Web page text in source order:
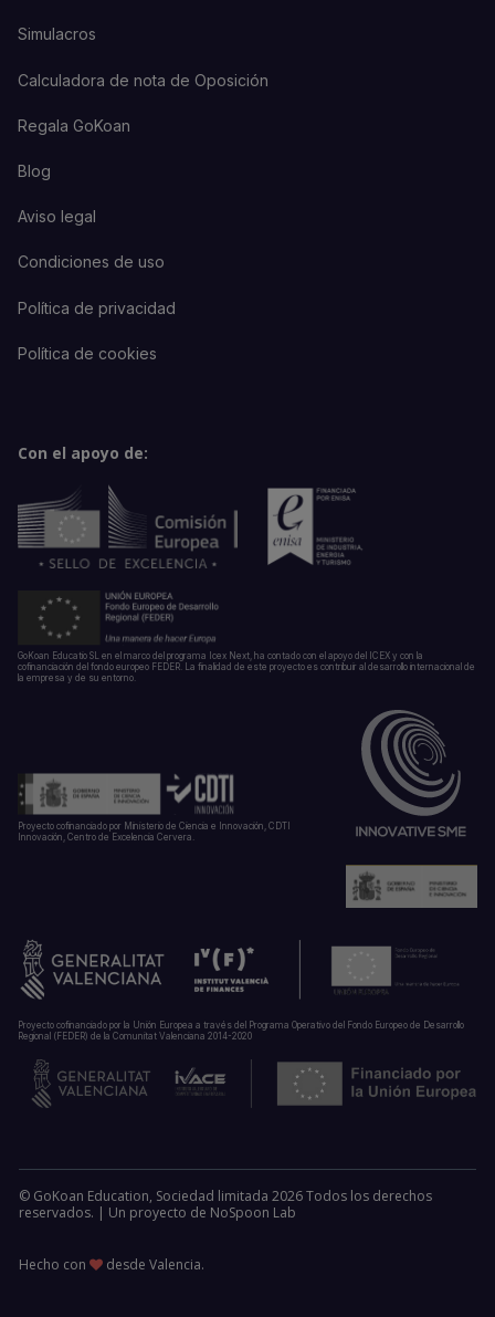
Simulacros
Calculadora de nota de Oposición
Regala GoKoan
Blog
Aviso legal
Condiciones de uso
Política de privacidad
Política de cookies
Con el apoyo de:
GoKoan Educatio SL en el marco del programa Icex Next, ha contado con el apoyo del ICEX y con la
cofinanciación del fondo europeo FEDER. La finalidad de este proyecto es contribuir al desarrollo internacional de
la empresa y de su entorno.
Proyecto cofinanciado por Ministerio de Ciencia e Innovación, CDTI
Innovación, Centro de Excelencia Cervera.
Proyecto cofinanciado por la Unión Europea a través del Programa Operativo del Fondo Europeo de Desarrollo
Regional (FEDER) de la Comunitat Valenciana 2014-2020
© GoKoan Education, Sociedad limitada 2026 Todos los derechos
reservados. | Un proyecto de NoSpoon Lab
Hecho con desde Valencia.